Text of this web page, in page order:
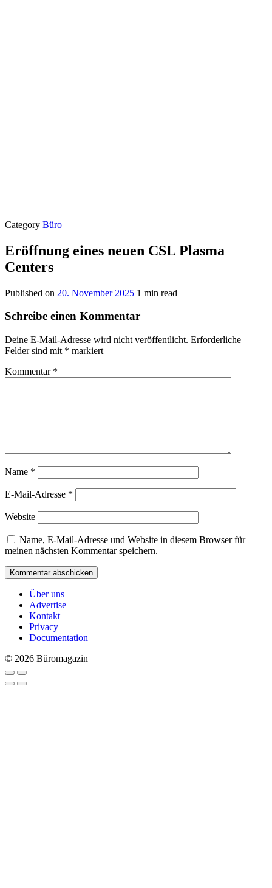
Category Büro
Eröffnung eines neuen CSL Plasma
Centers
Published on 20. November 2025 1 min read
Schreibe einen Kommentar
Deine E-Mail-Adresse wird nicht veröffentlicht. Erforderliche
Felder sind mit * markiert
Kommentar *
Name *
E-Mail-Adresse *
Website
Name, E-Mail-Adresse und Website in diesem Browser für
meinen nächsten Kommentar speichern.
Über uns
Advertise
Kontakt
Privacy
Documentation
© 2026 Büromagazin